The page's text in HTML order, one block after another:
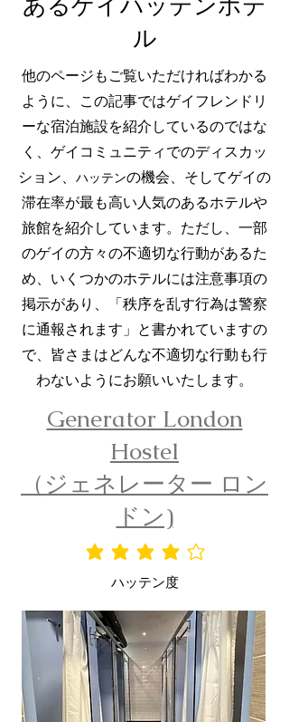
ル
他のページもご覧いただければわかる
ように、この記事ではゲイフレンドリ
ーな宿泊施設を紹介しているのではな
く、ゲイコミュニティでのディスカッ
ション、 ハッテンの機会、そしてゲイの
滞在率が最も高い人気のあるホテルや
旅館を紹介しています。ただし、一部
のゲイの方々の不適切な行動があるた
め、いくつかのホテルには注意事項の
掲示があり、「秩序を乱す行為は警察
に通報されます」と書かれていますの
で、皆さまはどんな不適切な行動も行
わないようにお願いいたします。
Generator London
Hostel
（ジェネレーター ロン
ドン)
平均評価 4 /5
ハッテン度